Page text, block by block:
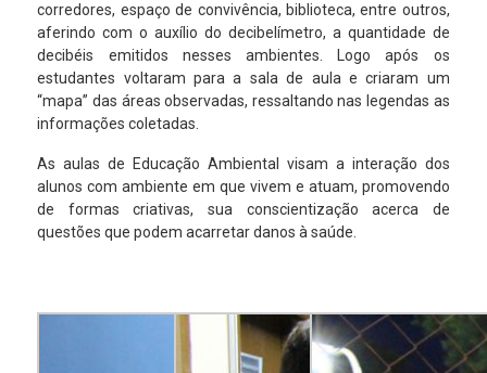
corredores, espaço de convivência, biblioteca, entre outros,
aferindo com o auxílio do decibelímetro, a quantidade de
decibéis emitidos nesses ambientes. Logo após os
estudantes voltaram para a sala de aula e criaram um
“mapa” das áreas observadas, ressaltando nas legendas as
informações coletadas.
As aulas de Educação Ambiental visam a interação dos
alunos com ambiente em que vivem e atuam, promovendo
de formas criativas, sua conscientização acerca de
questões que podem acarretar danos à saúde.